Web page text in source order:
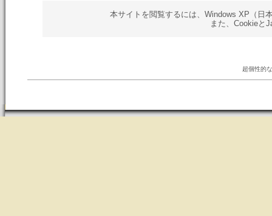
本サイトを閲覧するには、Windows XP（日
また、Cookieと
超個性的